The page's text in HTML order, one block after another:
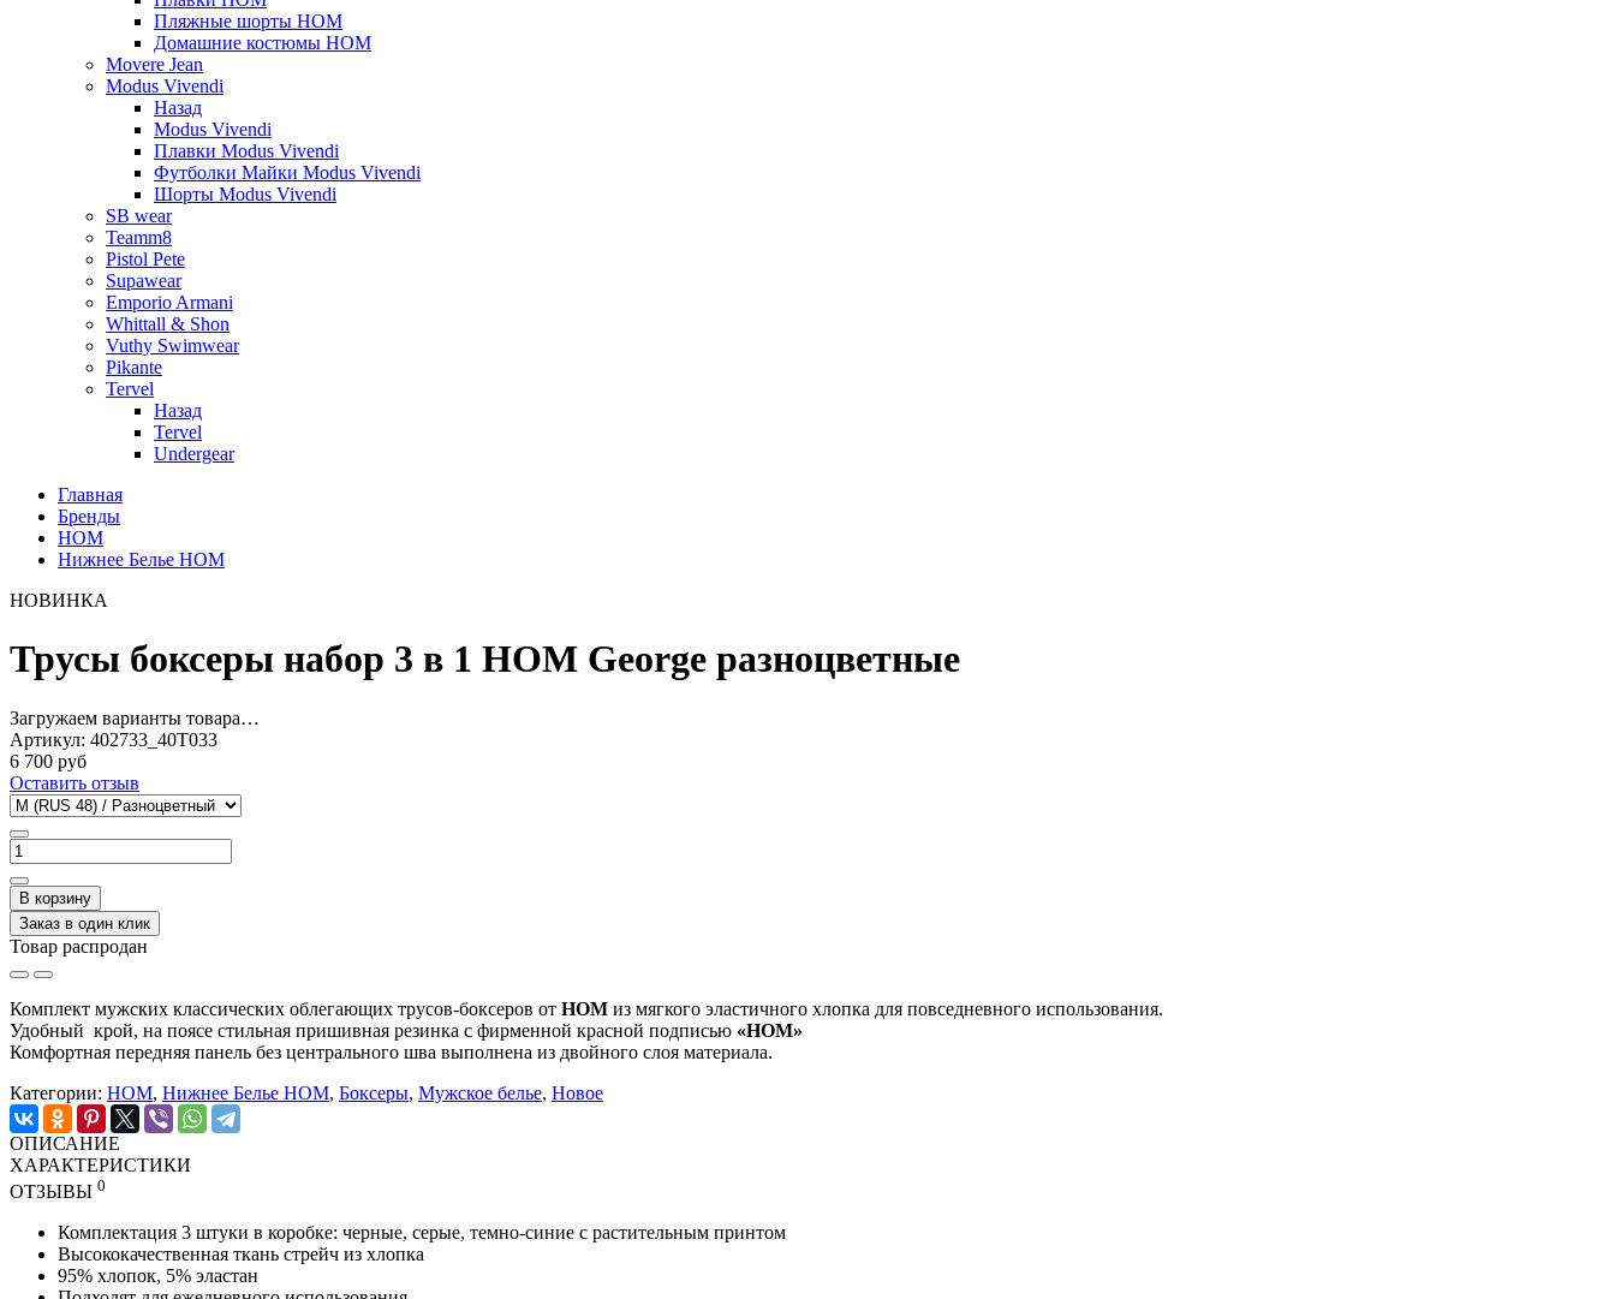
Пляжные шорты HOM
Домашние костюмы HOM
Movere Jean
Modus Vivendi
Назад
Modus Vivendi
Плавки Modus Vivendi
Футболки Майки Modus Vivendi
Шорты Modus Vivendi
SB wear
Teamm8
Pistol Pete
Supawear
Emporio Armani
Whittall & Shon
Vuthy Swimwear
Pikante
Tervel
Назад
Tervel
Undergear
Главная
Бренды
HOM
Нижнее Белье HOM
НОВИНКА
Трусы боксеры набор 3 в 1 HOM George разноцветные
Загружаем варианты товара…
Артикул: 402733_40T033
6 700 руб
Оставить отзыв
В корзину
Заказ в один клик
Товар распродан
Комплект мужских классических облегающих трусов-боксеров от HOM из мягкого эластичного хлопка для повседневного использования.
Удобный крой, на поясе стильная пришивная резинка с фирменной красной подписью «HOM»
Комфортная передняя панель без центрального шва выполнена из двойного слоя материала.
Категории: HOM, Нижнее Белье HOM, Боксеры, Мужское белье, Новое
ОПИСАНИЕ
ХАРАКТЕРИСТИКИ
ОТЗЫВЫ 0
Комплектация 3 штуки в коробке: черные, серые, темно-синие с растительным принтом
Высококачественная ткань стрейч из хлопка
95% хлопок, 5% эластан